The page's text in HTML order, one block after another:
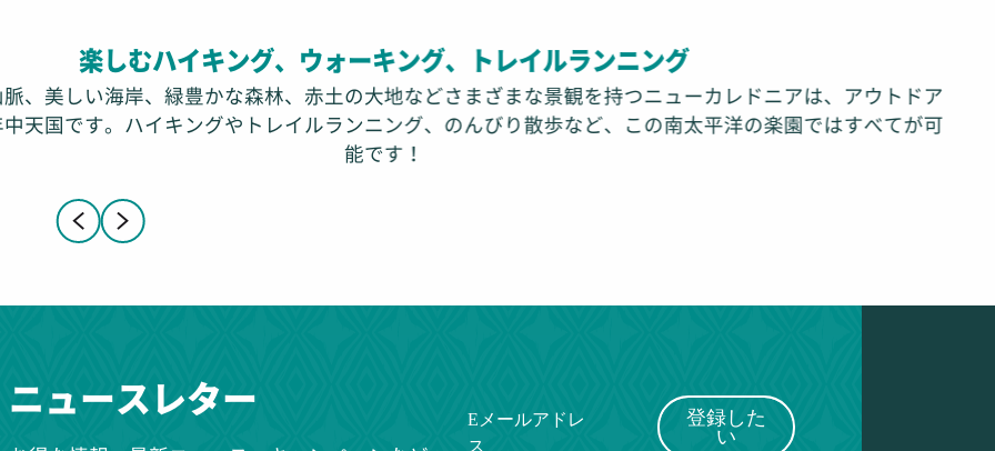
Dōbutsuen Shinrin Kōen)
楽しむハイキング、ウォーキング、トレイルランニング
、美しい海岸、緑豊かな森林、赤土の大地などさまざまな景観を持つニューカレドニアは、アウトドア
天国です。ハイキングやトレイルランニング、のんびり散歩など、この南太平洋の楽園ではすべてが可
能です！
ニュースレター
Eメールアドレ
ス
登録した
い